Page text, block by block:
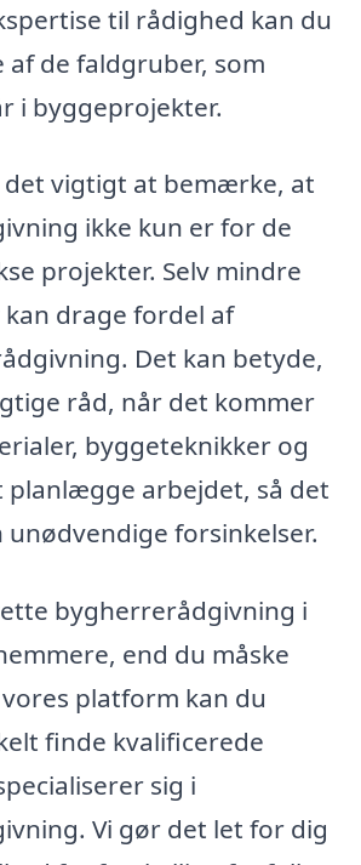
til rådighed kan du
af de faldgruber, som
i byggeprojekter.
vigtigt at bemærke, at
ikke kun er for de
projekter. Selv mindre
drage fordel af
Det kan betyde,
råd, når det kommer
byggeteknikker og
planlægge arbejdet, så det
forsinkelser.
bygherrerådgivning i
end du måske
platform kan du
finde kvalificerede
sig i
Vi gør det let for dig